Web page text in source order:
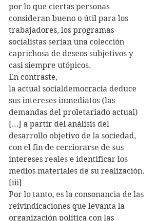
por lo que ciertas personas
consideran bueno o útil para los
trabajadores, los programas
socialistas serían una colección
caprichosa de deseos subjetivos y
casi siempre utópicos.
En contraste,
la actual socialdemocracia deduce
sus intereses inmediatos (las
demandas del proletariado actual)
[…] a partir del análisis del
desarrollo objetivo de la sociedad,
con el fin de cerciorarse de sus
intereses reales e identificar los
medios materiales de su realización.
[iii]
Por lo tanto, es la consonancia de las
reivindicaciones que levanta la
organización política con las